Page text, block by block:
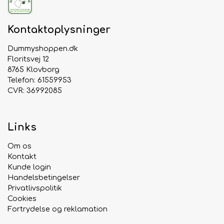
Kontaktoplysninger
Dummyshoppen.dk
Floritsvej 12
8765 Klovborg
Telefon: 61559953
CVR: 36992085
Links
Om os
Kontakt
Kunde login
Handelsbetingelser
Privatlivspolitik
Cookies
Fortrydelse og reklamation